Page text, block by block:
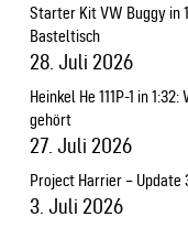
Starter Kit VW Buggy in
Basteltisch
28. Juli 2026
Heinkel He 111P-1 in
gehört
27. Juli 2026
Project Harrier – Update
3. Juli 2026